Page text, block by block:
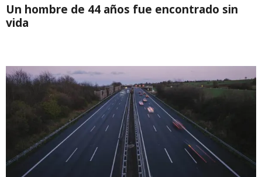
Un hombre de 44 años fue encontrado sin
vida